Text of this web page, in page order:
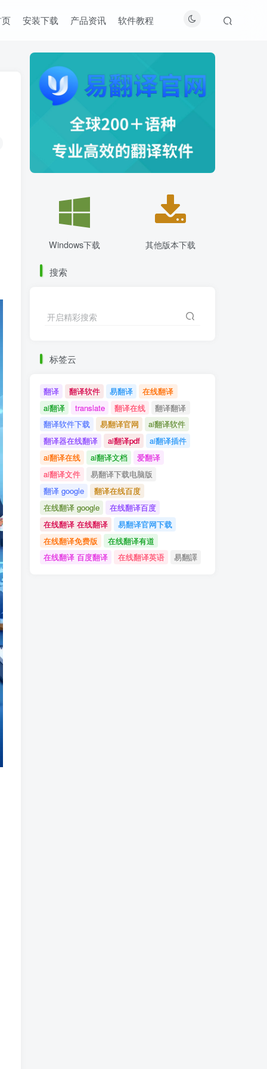
安装下载 产品资讯 软件教程
Windows下载 其他版本下载
搜索
开启精彩搜索
标签云
翻译 翻译软件 易翻译
在线翻译
ai翻译
translate 翻译在线
翻译翻译
翻译软件下载
易翻译官网
ai翻译软件
翻译器在线翻译
ai翻译pdf
ai翻译插件
ai翻译在线
ai翻译文档
爱翻译
ai翻译文件
易翻译下载电脑版
翻译 google
翻译在线百度
在线翻译 google
在线翻译百度
在线翻译 在线翻译
易翻译官网下载
在线翻译免费版
在线翻译有道
在线翻译 百度翻译
在线翻译英语 易翻譯